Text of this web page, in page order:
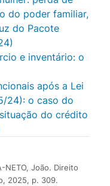
do poder familiar,
do Pacote
e inventário: o
após a Lei
24): o caso do
do crédito
NETO, João. Direito
2025, p. 309.